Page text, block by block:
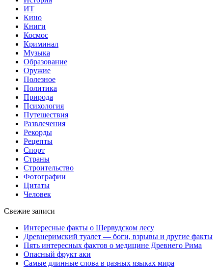
ИТ
Кино
Книги
Космос
Криминал
Музыка
Образование
Оружие
Полезное
Политика
Природа
Психология
Путешествия
Развлечения
Рекорды
Рецепты
Спорт
Страны
Строительство
Фотографии
Цитаты
Человек
Свежие записи
Интересные факты о Шервудском лесу
Древнеримский туалет — боги, взрывы и другие факты
Пять интересных фактов о медицине Древнего Рима
Опасный фрукт аки
Самые длинные слова в разных языках мира